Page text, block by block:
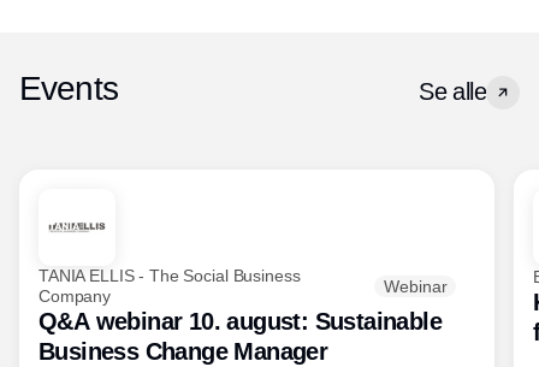
Events Se alle
TANIA ELLIS - The Social Business
Company
Webinar
Q&A webinar 10. august: Sustainable
Business Change Manager